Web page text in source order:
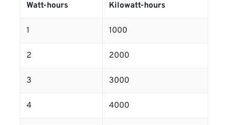
Watt-hours Kilowatt-hours
1 1000
2 2000
3 3000
4 4000